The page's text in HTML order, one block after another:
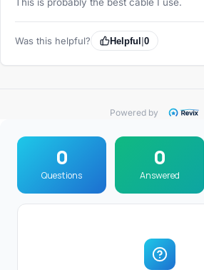
Was this helpful? Helpful|0
Powered by